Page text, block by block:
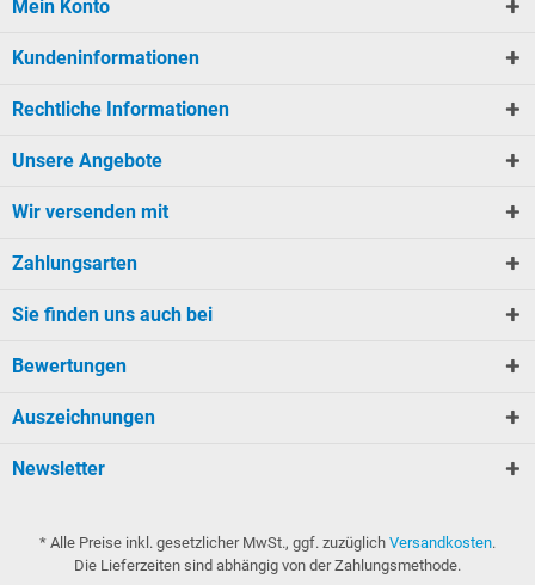
Mein Konto
Kundeninformationen
Rechtliche Informationen
Unsere Angebote
Wir versenden mit
Zahlungsarten
Sie finden uns auch bei
Bewertungen
Auszeichnungen
Newsletter
* Alle Preise inkl. gesetzlicher MwSt., ggf. zuzüglich Versandkosten.
Die Lieferzeiten sind abhängig von der Zahlungsmethode.